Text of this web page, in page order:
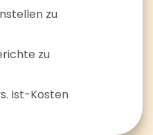
zu
zu
Ist-Kosten